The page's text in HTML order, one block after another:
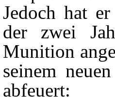
Jedoch hat
der zwei
Munition
seinem
abfeuert: